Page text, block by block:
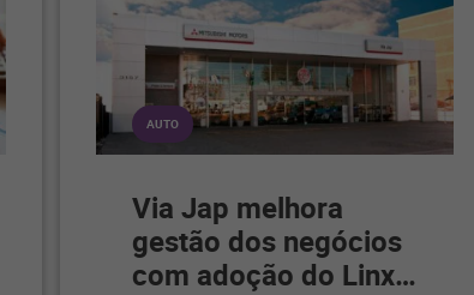
AUTO
Via Jap melhora
gestão dos negócios
com adoção do Linx…